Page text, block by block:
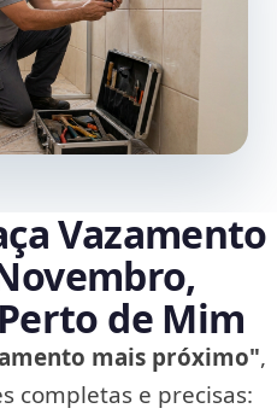
Vazamento
de Mim
mais próximo",
completas e precisas: